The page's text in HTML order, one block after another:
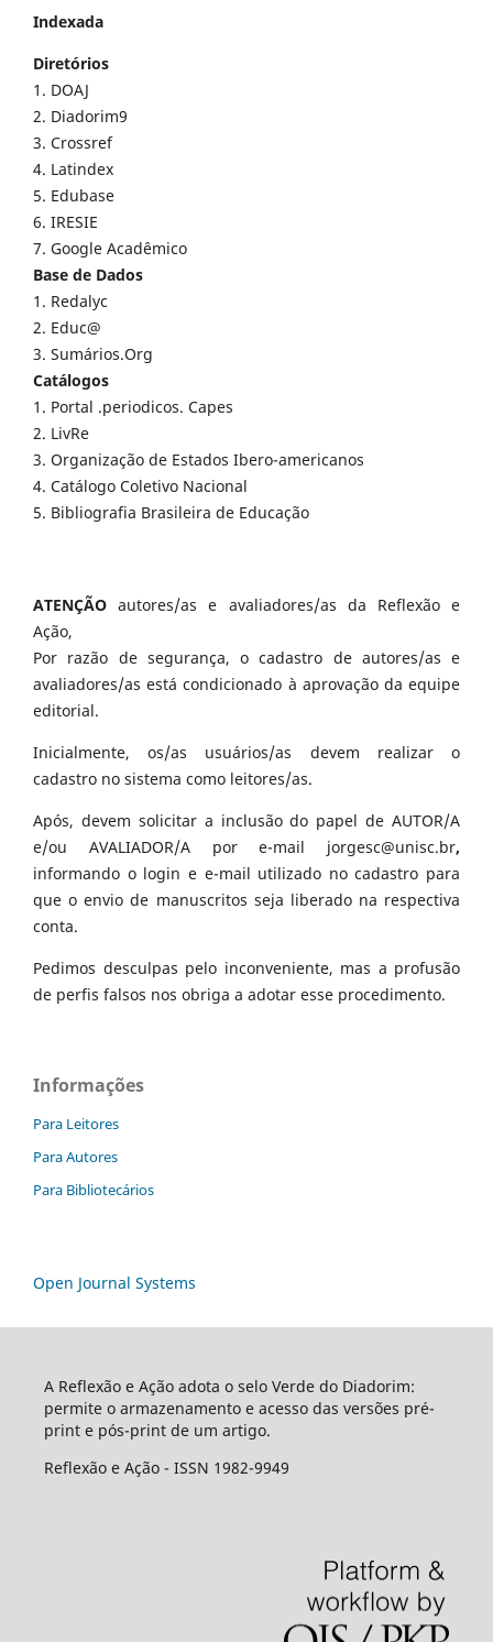
Indexada
Diretórios
1. DOAJ
2. Diadorim9
3. Crossref
4. Latindex
5. Edubase
6. IRESIE
7. Google Acadêmico
Base de Dados
1. Redalyc
2. Educ@
3. Sumários.Org
Catálogos
1. Portal .periodicos. Capes
2. LivRe
3. Organização de Estados Ibero-americanos
4. Catálogo Coletivo Nacional
5. Bibliografia Brasileira de Educação
ATENÇÃO autores/as e avaliadores/as da Reflexão e
Ação,
Por razão de segurança, o cadastro de autores/as e
avaliadores/as está condicionado à aprovação da equipe
editorial.
Inicialmente, os/as usuários/as devem realizar o
cadastro no sistema como leitores/as.
Após, devem solicitar a inclusão do papel de AUTOR/A
e/ou AVALIADOR/A por e-mail jorgesc@unisc.br,
informando o login e e-mail utilizado no cadastro para
que o envio de manuscritos seja liberado na respectiva
conta.
Pedimos desculpas pelo inconveniente, mas a profusão
de perfis falsos nos obriga a adotar esse procedimento.
Informações
Para Leitores
Para Autores
Para Bibliotecários
Open Journal Systems
A Reflexão e Ação adota o selo Verde do Diadorim:
permite o armazenamento e acesso das versões pré-
print e pós-print de um artigo.
Reflexão e Ação - ISSN 1982-9949